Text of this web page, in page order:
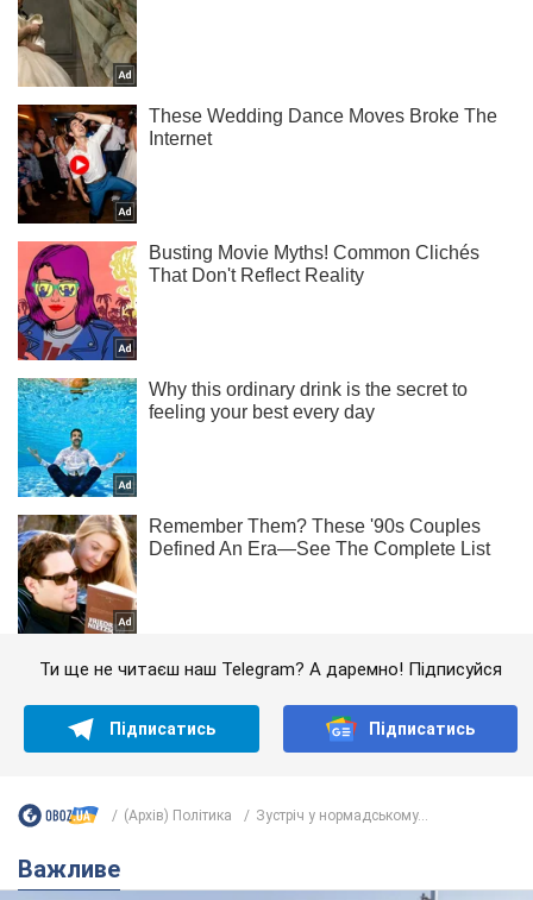
Ти ще не читаєш наш Telegram? А даремно! Підписуйся
Підписатись Підписатись
(Архів) Політика Зустріч у нормадському...
Важливе